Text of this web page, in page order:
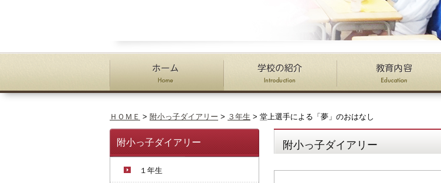
ＨＯＭＥ > 附小っ子ダイアリー > ３年生 > 堂上選手による「夢」のおはなし
附小っ子ダイアリー
１年生
附小っ子ダイアリー